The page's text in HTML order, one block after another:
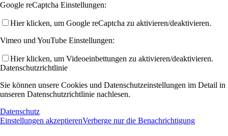
Google reCaptcha Einstellungen:
Hier klicken, um Google reCaptcha zu aktivieren/deaktivieren.
Vimeo und YouTube Einstellungen:
Hier klicken, um Videoeinbettungen zu aktivieren/deaktivieren.
Datenschutzrichtlinie
Sie können unsere Cookies und Datenschutzeinstellungen im Detail in
unseren Datenschutzrichtlinie nachlesen.
Datenschutz
Einstellungen akzeptierenVerberge nur die Benachrichtigung